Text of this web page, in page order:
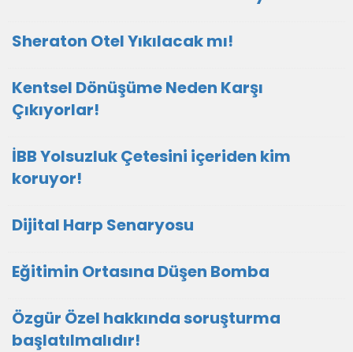
Sheraton Otel Yıkılacak mı!
Kentsel Dönüşüme Neden Karşı
Çıkıyorlar!
İBB Yolsuzluk Çetesini içeriden kim
koruyor!
Dijital Harp Senaryosu
Eğitimin Ortasına Düşen Bomba
Özgür Özel hakkında soruşturma
başlatılmalıdır!